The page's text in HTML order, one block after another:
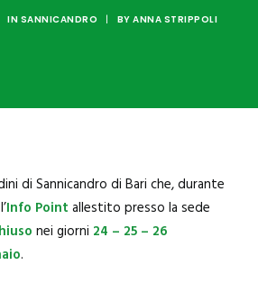
IN SANNICANDRO | BY ANNA STRIPPOLI
di Sannicandro di Bari che, durante
Info Point allestito presso la sede
nei giorni 24 – 25 – 26
.